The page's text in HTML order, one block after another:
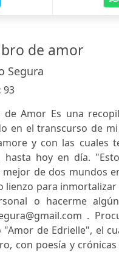
de amor
Segura
93
Amor Es una
en el transcurso de
y con las cuales
hasta hoy en día.
de dos mundos
para
o hacerme
.
de Edrielle", el
con poesía y